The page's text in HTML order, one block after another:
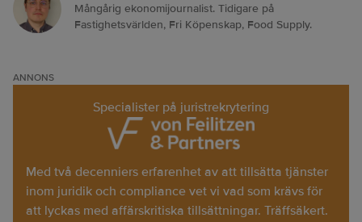
Mångårig ekonomijournalist. Tidigare på
Fastighetsvärlden, Fri Köpenskap, Food Supply.
ANNONS
Specialister på juristrekrytering
Med två decenniers erfarenhet av att tillsätta tjänster
inom juridik och compliance vet vi vad som krävs för
att lyckas med affärskritiska tillsättningar. Träffsäkert.